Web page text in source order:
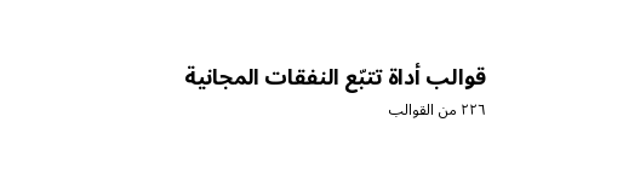
قوالب أداة تتبّع النفقات المجانية
٢٢٦ من القوالب